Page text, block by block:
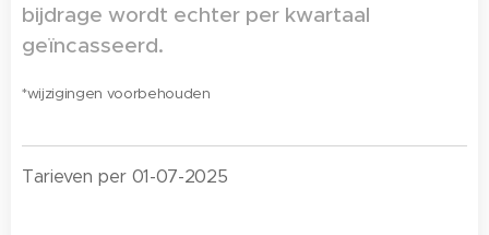
bijdrage wordt echter per kwartaal
geïncasseerd.
*wijzigingen voorbehouden
Tarieven per 01-07-2025